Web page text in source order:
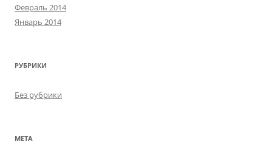
Февраль 2014
Январь 2014
РУБРИКИ
Без рубрики
МЕТА